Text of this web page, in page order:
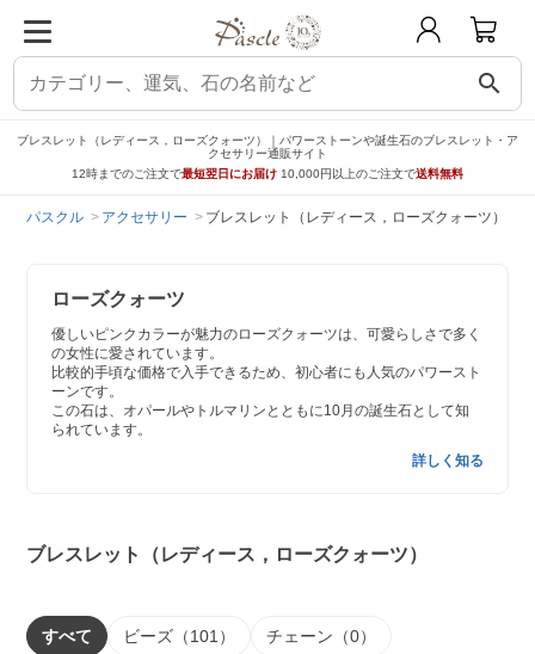
search
ブレスレット（レディース，ローズクォーツ）｜パワーストーンや誕生石のブレスレット・ア
クセサリー通販サイト
12時までのご注文で最短翌日にお届け 10,000円以上のご注文で送料無料
パスクル アクセサリー ブレスレット（レディース，ローズクォーツ）
ローズクォーツ
優しいピンクカラーが魅力のローズクォーツは、可愛らしさで多く
の女性に愛されています。
比較的手頃な価格で入手できるため、初心者にも人気のパワースト
ーンです。
この石は、オパールやトルマリンとともに10月の誕生石として知
られています。
詳しく知る
ブレスレット（レディース，ローズクォーツ）
すべて ビーズ（101） チェーン（0）